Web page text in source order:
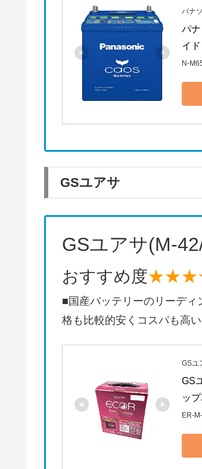
パナ
パ
イ
N-
GSユアサ
GSユアサ(M-
おすすめ度
■国産バッテリーのリーデ
格も比較的安くコスパも高い
GSユ
GS
ッ
ER-